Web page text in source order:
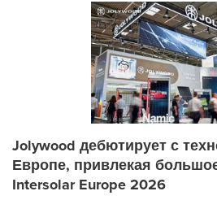
Jolywood дебютирует с
Европе, привлекая
Intersolar Europe 2026